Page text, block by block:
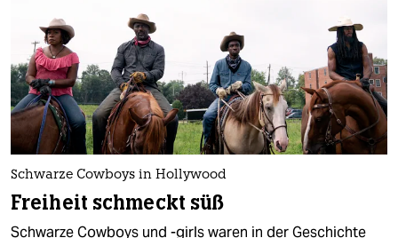
Schwarze Cowboys in Hollywood
Freiheit schmeckt süß
Schwarze Cowboys und -girls waren in der Geschichte